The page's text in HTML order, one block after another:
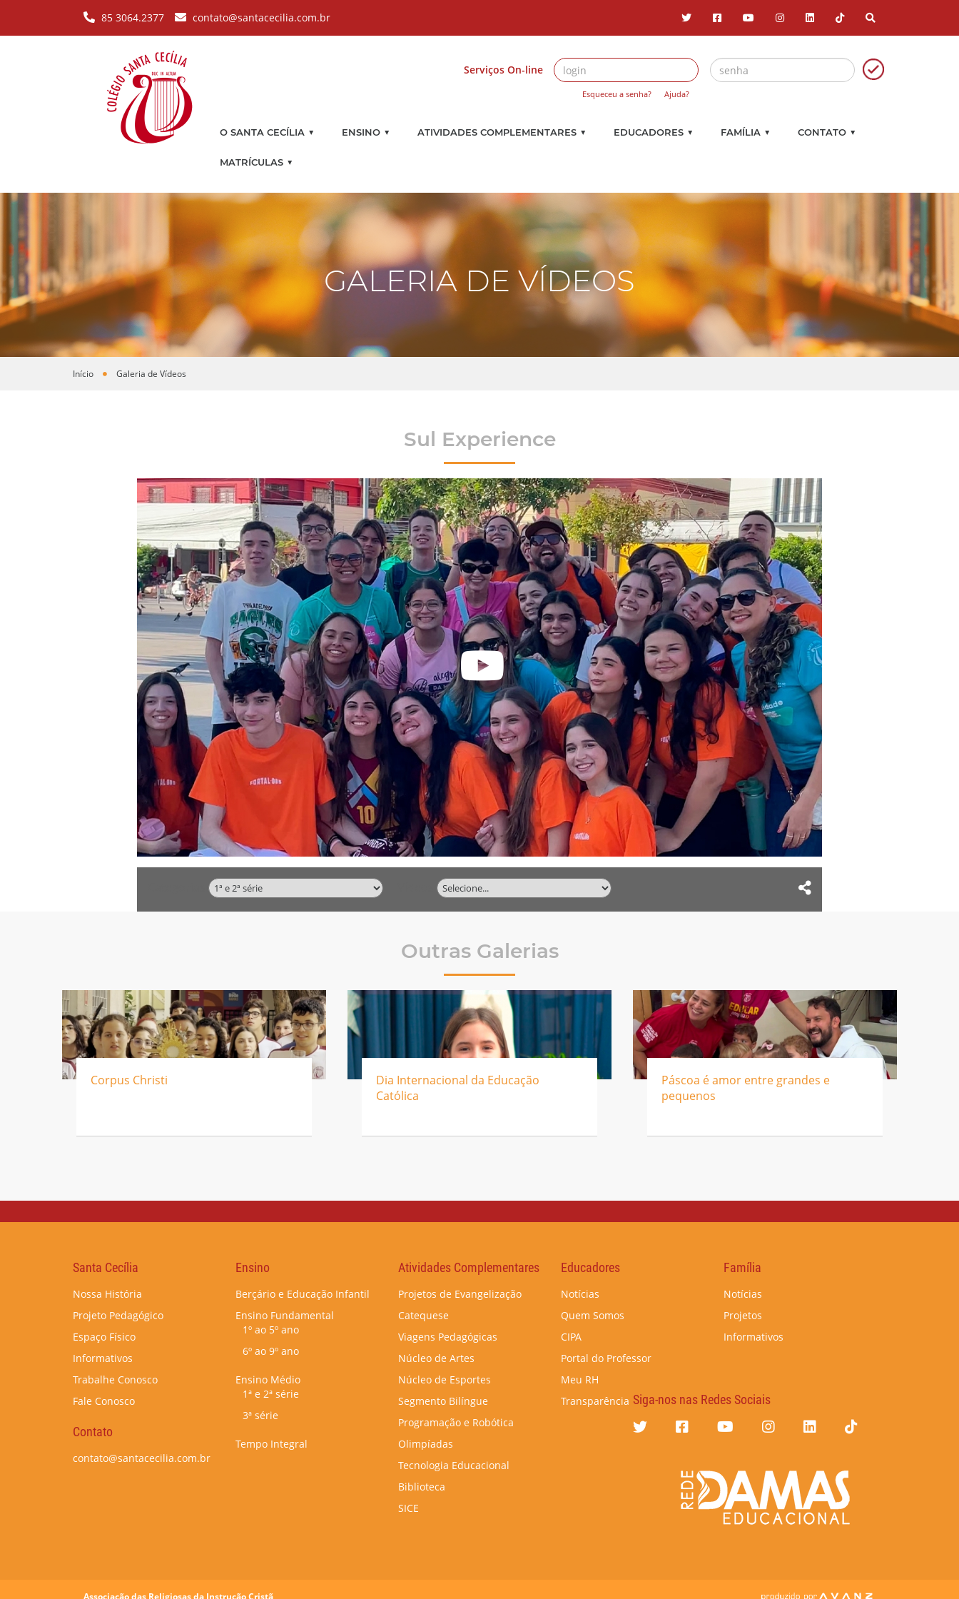
85 3064.2377 contato@santacecilia.com.br
Serviços On-line
Esqueceu a senha? Ajuda?
O SANTA CECÍLIA ▼ ENSINO ▼ ATIVIDADES COMPLEMENTARES ▼ EDUCADORES ▼ FAMÍLIA ▼ CONTATO ▼
MATRÍCULAS ▼
GALERIA DE VÍDEOS
Você está aqui
Início Galeria de Vídeos
Sul Experience
Outras Galerias
Corpus Christi
Dia Internacional da Educação
Católica
Páscoa é amor entre grandes e
pequenos
Santa Cecília
Nossa História
Projeto Pedagógico
Espaço Físico
Informativos
Trabalhe Conosco
Fale Conosco
Contato
contato@santacecilia.com.br
Ensino
Berçário e Educação Infantil
Ensino Fundamental
1º ao 5º ano
6º ao 9º ano
Ensino Médio
1ª e 2ª série
3ª série
Tempo Integral
Atividades Complementares
Projetos de Evangelização
Catequese
Viagens Pedagógicas
Núcleo de Artes
Núcleo de Esportes
Segmento Bilíngue
Programação e Robótica
Olimpíadas
Tecnologia Educacional
Biblioteca
SICE
Educadores
Notícias
Quem Somos
CIPA
Portal do Professor
Meu RH
Transparência
Família
Notícias
Projetos
Informativos
Siga-nos nas Redes Sociais
Associação das Religiosas da Instrução Cristã